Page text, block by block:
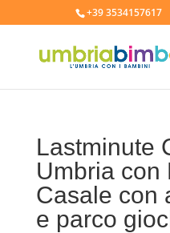
+39 3534157617
Lastminute
Umbria con
Casale con
e parco